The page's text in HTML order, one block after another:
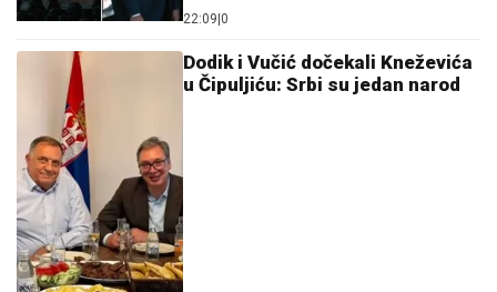
22:09 0
Dodik i Vučić dočekali Kneževića
u Čipuljiću: Srbi su jedan narod